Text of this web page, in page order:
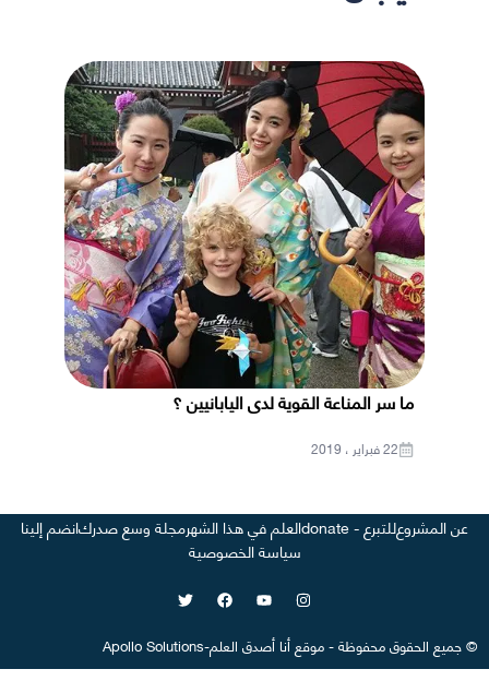
ما سر المناعة القوية لدى اليابانيين ؟
22 فبراير ، 2019
عن المشروعللتبرع - donate العلم في هذا الشهرمجلة وسع صدركانضم إلينا
سياسة الخصوصية
©جميع الحقوق محفوظة-موقع أنا أصدق العلم-
Apollo Solutions